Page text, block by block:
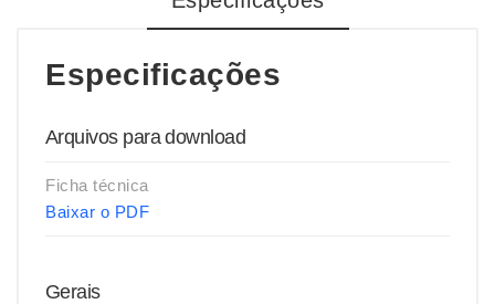
Especificações
Arquivos para download
Ficha técnica
Baixar o PDF
Gerais